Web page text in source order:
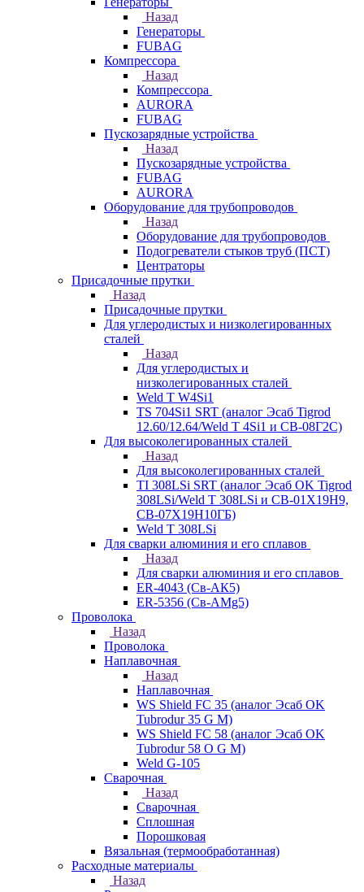
Назад
Генераторы
FUBAG
Компрессора
Назад
Компрессора
AURORA
FUBAG
Пускозарядные устройства
Назад
Пускозарядные устройства
FUBAG
AURORA
Оборудование для трубопроводов
Назад
Оборудование для трубопроводов
Подогреватели стыков труб (ПСТ)
Центраторы
Присадочные прутки
Назад
Присадочные прутки
Для углеродистых и низколегированных
сталей
Назад
Для углеродистых и
низколегированных сталей
Weld T W4Si1
TS 704Si1 SRT (аналог Эсаб Tigrod
12.60/12.64/Weld T 4Si1 и СВ-08Г2С)
Для высоколегированных сталей
Назад
Для высоколегированных сталей
TI 308LSi SRT (аналог Эсаб OK Tigrod
308LSi/Weld T 308LSi и СВ-01Х19Н9,
СВ-07Х19Н10ГБ)
Weld T 308LSi
Для сварки алюминия и его сплавов
Назад
Для сварки алюминия и его сплавов
ER-4043 (Св-АК5)
ER-5356 (Св-АМg5)
Проволока
Назад
Проволока
Наплавочная
Назад
Наплавочная
WS Shield FC 35 (аналог Эсаб OK
Tubrodur 35 G M)
WS Shield FC 58 (аналог Эсаб OK
Tubrodur 58 O G M)
Weld G-105
Сварочная
Назад
Сварочная
Сплошная
Порошковая
Вязальная (термообработанная)
Расходные материалы
Назад